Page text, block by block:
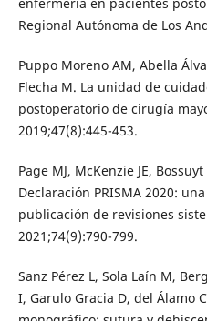
Regional Autónoma de Los
Puppo Moreno AM, Abella
Flecha M. La unidad de
postoperatorio de cirugía
2019;47(8):445-453.
Page MJ, McKenzie JE,
Declaración PRISMA 2020:
publicación de revisiones
2021;74(9):790-799.
Sanz Pérez L, Sola Laín M,
I, Garulo Gracia D, del Álamo